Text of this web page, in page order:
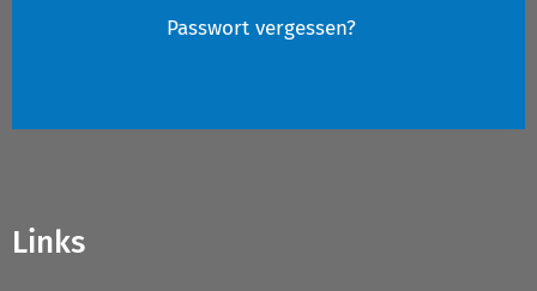
Passwort vergessen?
Links